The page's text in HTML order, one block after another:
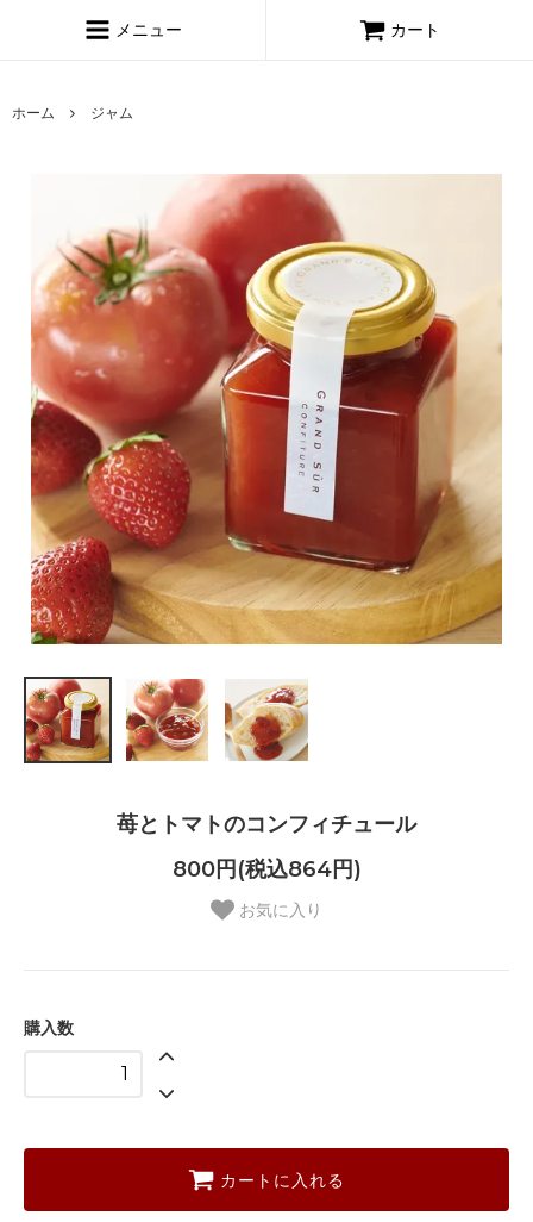
メニュー カート
ホーム ジャム
苺とトマトのコンフィチュール
800円(税込864円)
お気に入り
購入数
カートに入れる